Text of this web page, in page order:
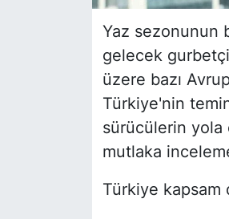
Yaz sezonunun
gelecek
üzere bazı
Türkiye'nin
sürücülerin yola
mutlaka
Türkiye kapsam